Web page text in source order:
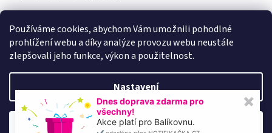
Používáme cookies, abychom Vám umožnili pohodlné
prohlížení webu a díky analýze provozu webu neustále
zlepšovali jeho funkce, výkon a použitelnost.
Nastavení
Souhlasím
Vytvořil Shoptet
Copyright 2026 VYBAVENÍ FITNESS. Všechna práva vyhrazena.
Dnes doprava zdarma pro
všechny!
✖
Akce platí pro Balíkovnu.